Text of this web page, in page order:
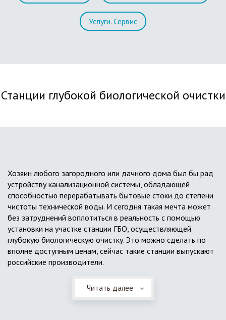
Услуги. Сервис
Станции глубокой биологической очистки
Хозяин любого загородного или дачного дома был бы рад
устройству канализационной системы, обладающей
способностью перерабатывать бытовые стоки до степени
чистоты технической воды. И сегодня такая мечта может
без затруднений воплотиться в реальность с помощью
установки на участке станции ГБО, осуществляющей
глубокую биологическую очистку. Это можно сделать по
вполне доступным ценам, сейчас такие станции выпускают
российские производители.
Читать далее